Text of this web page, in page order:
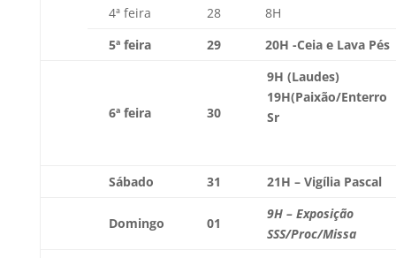
4ª feira
28
8H
5ª feira
29 20H -Ceia e Lava Pés
6ª feira 30
9H (Laudes)
19H(Paixão/Enterro
Sr
Sábado 31 21H – Vigília Pascal
Domingo 01
9H –Exposição
SSS/Proc/Missa